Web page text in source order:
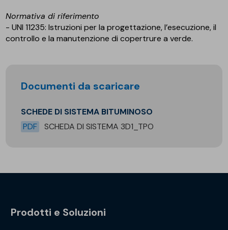
Normativa di riferimento
- UNI 11235: Istruzioni per la progettazione, l’esecuzione, il
controllo e la manutenzione di copertrure a verde.
Documenti da scaricare
SCHEDE DI SISTEMA BITUMINOSO
PDF
SCHEDA DI SISTEMA 3D1_TPO
Prodotti e Soluzioni